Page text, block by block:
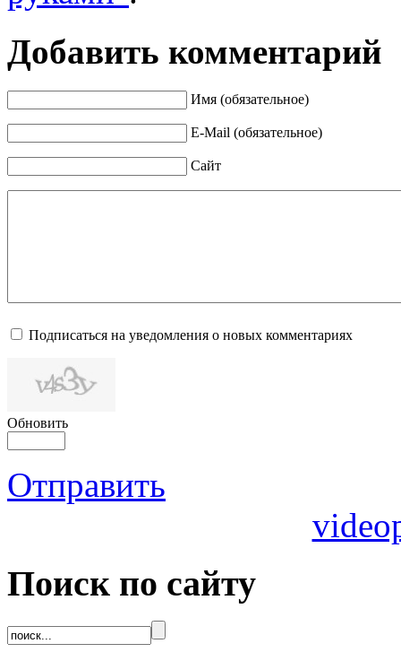
Добавить комментарий
Имя (обязательное)
E-Mail (обязательное)
Сайт
Подписаться на уведомления о новых комментариях
Обновить
Отправить
Поиск по сайту